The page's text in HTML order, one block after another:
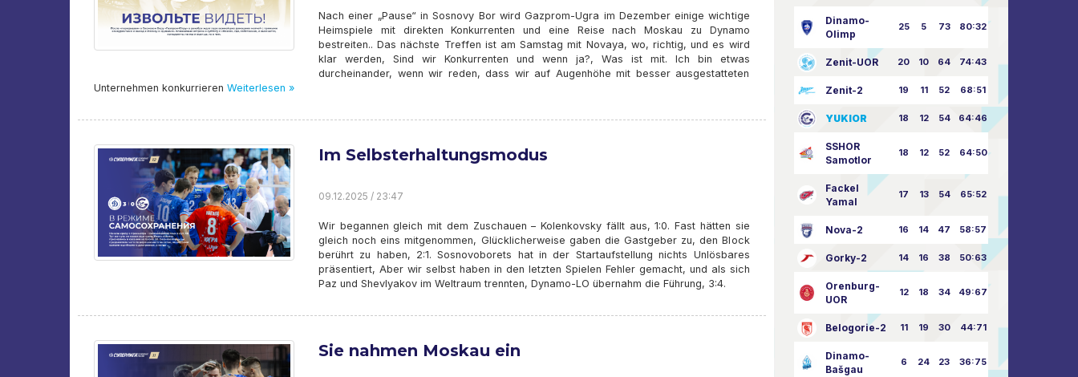
Nach einer „Pause“ in Sosnovy Bor wird Gazprom-Ugra im Dezember einige wichtige
Heimspiele mit direkten Konkurrenten und eine Reise nach Moskau zu Dynamo
bestreiten.. Das nächste Treffen ist am Samstag mit Novaya, wo, richtig, und es wird
klar werden, Sind wir Konkurrenten und wenn ja?, Was ist mit. Ich bin etwas
durcheinander, wenn wir reden, dass wir auf Augenhöhe mit besser ausgestatteten
Unternehmen konkurrieren Weiterlesen »
Im Selbsterhaltungsmodus
09.12.2025 / 23:47
Wir begannen gleich mit dem Zuschauen – Kolenkovsky fällt aus, 1:0. Fast hätten sie
gleich noch eins mitgenommen, Glücklicherweise gaben die Gastgeber zu, den Block
berührt zu haben, 2:1. Sosnovoborets hat in der Startaufstellung nichts Unlösbares
präsentiert, Aber wir selbst haben in den letzten Spielen Fehler gemacht, und als sich
Paz und Shevlyakov im Weltraum trennten, Dynamo-LO übernahm die Führung, 3:4.
Sie nahmen Moskau ein
Dinamo-
Olimp
25 5 73 80:32
Zenit-UOR 20 10 64 74:43
Zenit-2 19 11 52 68:51
YUKIOR 18 12 54 64:46
SSHOR
Samotlor
18 12 52 64:50
Fackel
Yamal
17 13 54 65:52
Nova-2 16 14 47 58:57
Gorky-2 14 16 38 50:63
Orenburg-
UOR
12 18 34 49:67
Belogorie-2 11 19 30 44:71
Dinamo-
Bašgau
6 24 23 36:75